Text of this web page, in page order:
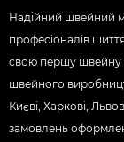
Надійний швейний
професіоналів
свою першу швейну
швейного
Києві, Харкові,
замовлень